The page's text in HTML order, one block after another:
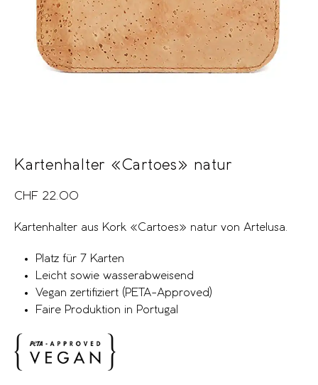
Kartenhalter «Cartoes» natur
CHF 22.00
Kartenhalter aus Kork «Cartoes» natur von Artelusa.
Platz für 7 Karten
Leicht sowie wasserabweisend
Vegan zertifiziert (PETA-Approved)
Faire Produktion in Portugal